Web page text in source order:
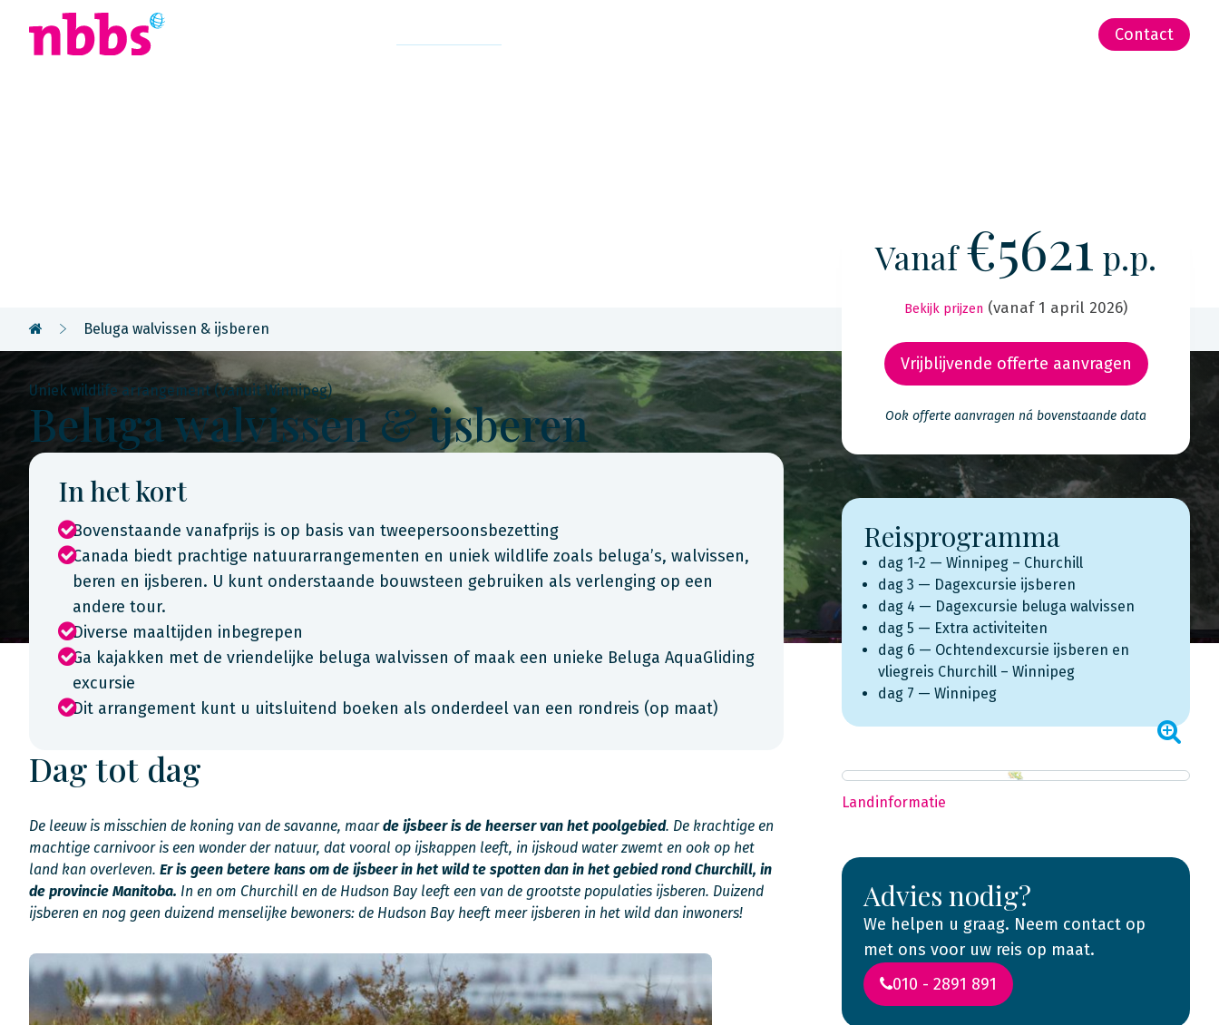
Contact
Beluga walvissen & ijsberen
Uniek wildlife arrangement (vanuit Winnipeg)
Beluga walvissen & ijsberen
In het kort
Bovenstaande vanafprijs is op basis van tweepersoonsbezetting
Canada biedt prachtige natuurarrangementen en uniek wildlife zoals beluga’s, walvissen,
beren en ijsberen. U kunt onderstaande bouwsteen gebruiken als verlenging op een
andere tour.
Diverse maaltijden inbegrepen
Ga kajakken met de vriendelijke beluga walvissen of maak een unieke Beluga AquaGliding
excursie
Dit arrangement kunt u uitsluitend boeken als onderdeel van een rondreis (op maat)
Dag tot dag
De leeuw is misschien de koning van de savanne, maarde ijsbeer is de heerser van het poolgebied. De krachtige en
machtige carnivoor is een wonder der natuur, dat vooral op ijskappen leeft, in ijskoud water zwemt en ook op het
land kan overleven. Er is geen betere kans om de ijsbeer in het wild te spotten dan in het gebied rond Churchill, in
de provincie Manitoba. In en om Churchill en de Hudson Bay leeft een van de grootste populaties ijsberen. Duizend
ijsberen en nog geen duizend menselijke bewoners: de Hudson Bay heeft meer ijsberen in het wild dan inwoners!
Vanaf€5621 p.p.
Bekijk prijzen (vanaf 1 april 2026)
Vrijblijvende offerte aanvragen
Ook offerte aanvragen ná bovenstaande data
Reisprogramma
dag 1-2 — Winnipeg – Churchill
dag 3 — Dagexcursie ijsberen
dag 4 — Dagexcursie beluga walvissen
dag 5 — Extra activiteiten
dag 6 — Ochtendexcursie ijsberen en
vliegreis Churchill – Winnipeg
dag 7 — Winnipeg
Landinformatie
Advies nodig?
We helpen u graag. Neem contact op
met ons voor uw reis op maat.
010 - 2891 891